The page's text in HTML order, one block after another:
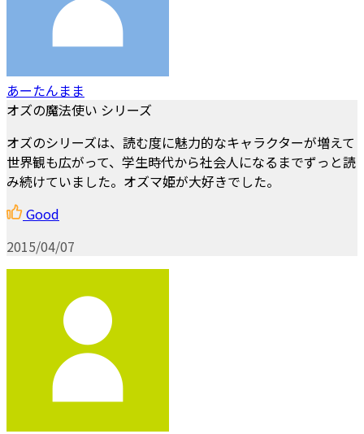
あーたんまま
オズの魔法使い シリーズ
オズのシリーズは、読む度に魅力的なキャラクターが増えて
世界観も広がって、学生時代から社会人になるまでずっと読
み続けていました。オズマ姫が大好きでした。
Good
2015/04/07